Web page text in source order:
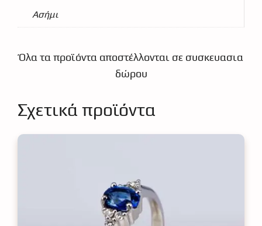
Ασήμι
Όλα τα προϊόντα αποστέλλονται σε συσκευασια
δώρου
Σχετικά προϊόντα